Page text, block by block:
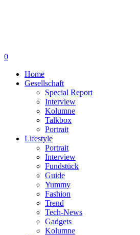
0
Home
Gesellschaft
Special Report
Interview
Kolumne
Talkbox
Portrait
Lifestyle
Portrait
Interview
Fundstück
Guide
Yummy
Fashion
Trend
Tech-News
Gadgets
Kolumne